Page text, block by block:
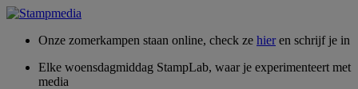
Onze zomerkampen staan online, check ze hieren schrijf je in
Elke woensdagmiddag StampLab, waar je experimenteert met
media